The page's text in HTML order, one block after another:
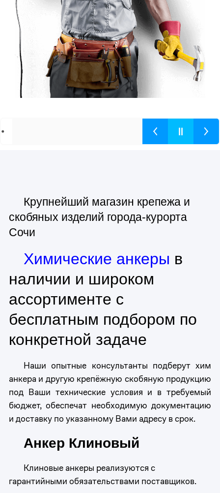
Крупнейший магазин крепежа и
скобяных изделий города-курорта
Сочи
Химические анкеры в
наличии и широком
ассортименте с
бесплатным подбором по
конкретной задаче
Наши опытные консультанты подберут хим
анкера и другую крепёжную скобяную продукцию
под Ваши технические условия и в требуемый
бюджет, обеспечат необходимую документацию
и доставку по указанному Вами адресу в срок.
Анкер Клиновый
Клиновые анкеры реализуются с
гарантийными обязательствами поставщиков.